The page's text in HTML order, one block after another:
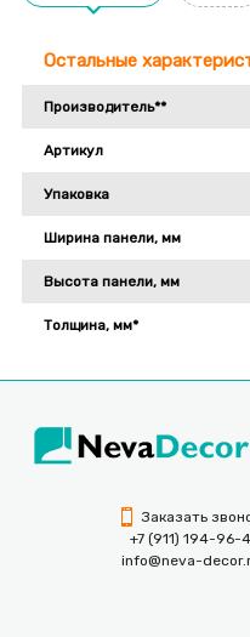
Остальные
Производитель**
Артикул
Упаковка
Ширина панели, мм
Высота панели, мм
Толщина, мм*
Заказать
+7 (911) 194-96-
info@neva-